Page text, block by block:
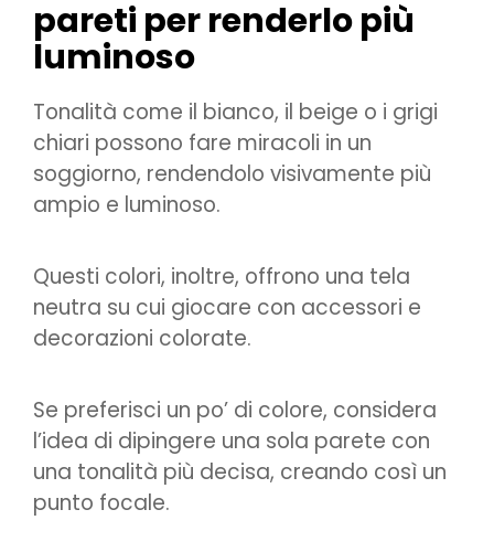
pareti per renderlo più
luminoso
Tonalità come il bianco, il beige o i grigi
chiari possono fare miracoli in un
soggiorno, rendendolo visivamente più
ampio e luminoso.
Questi colori, inoltre, offrono una tela
neutra su cui giocare con accessori e
decorazioni colorate.
Se preferisci un po’ di colore, considera
l’idea di dipingere una sola parete con
una tonalità più decisa, creando così un
punto focale.